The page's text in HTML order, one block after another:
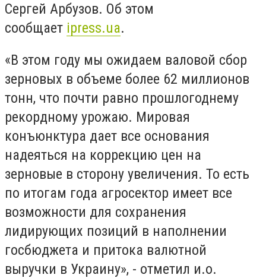
Сергей Арбузов. Об этом
сообщает ipress.ua.
«В этом году мы ожидаем валовой сбор
зерновых в объеме более 62 миллионов
тонн, что почти равно прошлогоднему
рекордному урожаю. Мировая
конъюнктура дает все основания
надеяться на коррекцию цен на
зерновые в сторону увеличения. То есть
по итогам года агросектор имеет все
возможности для сохранения
лидирующих позиций в наполнении
госбюджета и притока валютной
выручки в Украину», - отметил и.о.